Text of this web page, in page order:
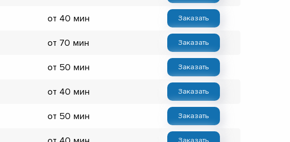
от 40 мин Заказать
от 70 мин Заказать
от 50 мин Заказать
от 40 мин Заказать
от 50 мин Заказать
Заказать